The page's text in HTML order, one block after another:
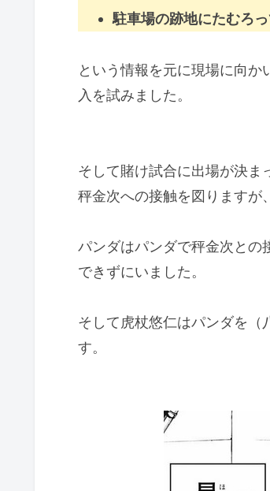
駐車場の跡地にたむろ
という情報を元に現場に向
入を試みました。
そして賭け試合に出場が決ま
秤金次への接触を図りますが
パンダはパンダで秤金次との
できずにいました。
そして虎杖悠仁はパンダを（
す。